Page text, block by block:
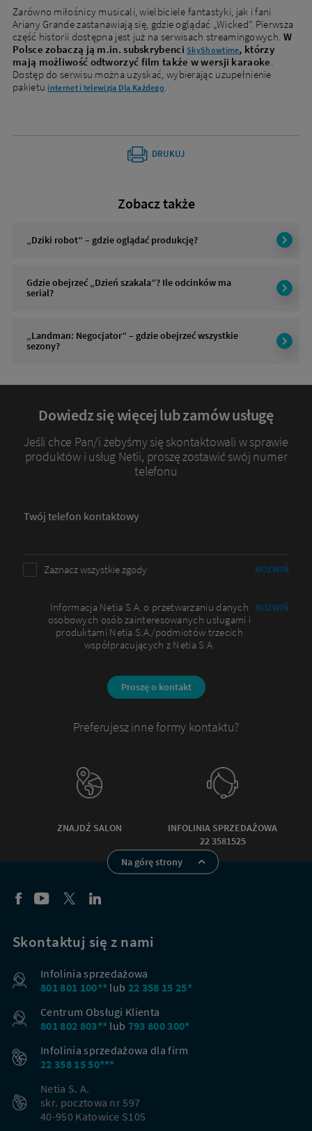
Zarówno miłośnicy musicali, wielbiciele fantastyki, jak i fani
Ariany Grande zastanawiają się, gdzie oglądać „Wicked”. Pierwsza
część historii dostępna jest już na serwisach streamingowych. W
Polsce zobaczą ją m.in. subskrybenci SkyShowtime, którzy
mają możliwość odtworzyć film także w wersji karaoke.
Dostęp do serwisu można uzyskać, wybierając uzupełnienie
pakietu internet i telewizja Dla Każdego.
DRUKUJ
Zobacz także
„Dziki robot” – gdzie oglądać produkcję?
Gdzie obejrzeć „Dzień szakala”? Ile odcinków ma
serial?
„Landman: Negocjator” – gdzie obejrzeć wszystkie
sezony?
Dowiedz się więcej lub zamów usługę
Jeśli chce Pan/i żebyśmy się skontaktowali w sprawie
produktów i usług Netii, proszę zostawić swój numer
telefonu
Twój telefon kontaktowy
Zaznacz wszystkie zgody ROZWIŃ
Informacja Netia S.A. o przetwarzaniu danych
osobowych osób zainteresowanych usługami i
produktami Netia S.A./podmiotów trzecich
współpracujących z Netia S.A.
ROZWIŃ
Proszę o kontakt
Preferujesz inne formy kontaktu?
ZNAJDŹ SALON
INFOLINIA SPRZEDAŻOWA
22 3581525
Na górę strony
Skontaktuj się z nami
Infolinia sprzedażowa
801 801 100** lub 22 358 15 25*
Centrum Obsługi Klienta
801 802 803** lub 793 800 300*
Infolinia sprzedażowa dla firm
22 358 15 50***
Netia S. A.
skr. pocztowa nr 597
40-950 Katowice S105